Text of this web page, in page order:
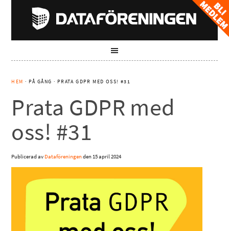
HEM · PÅ GÅNG · PRATA GDPR MED OSS! #31
Prata GDPR med
oss! #31
Publicerad av Dataföreningenden15 april 2024